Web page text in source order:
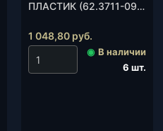
ПЛАСТИК (62.3711-09
шт.
1 048,80 руб.
◉ В наличии
6 шт.